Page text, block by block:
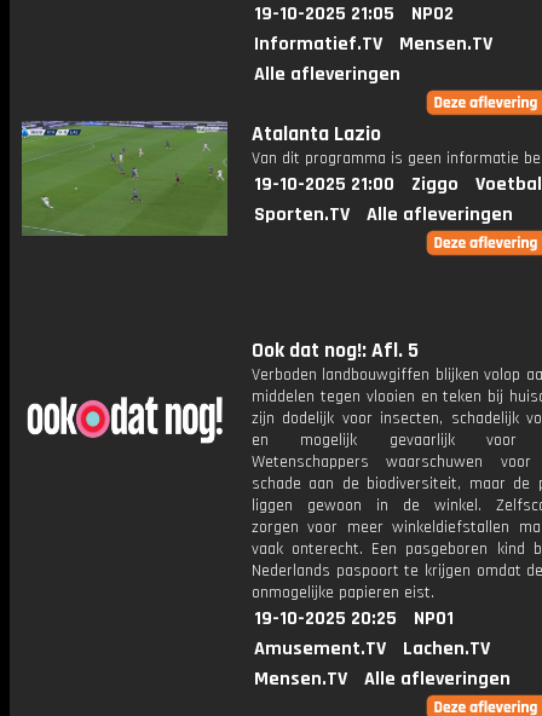
19-10-2025 21:05
NPO2
Informatief.TV
Mensen.TV
Alle afleveringen
Atalanta Lazio
Van dit programma is geen informatie
19-10-2025 21:00 Ziggo
Sporten.TV
Alle afleveringen
Ook dat nog!: Afl. 5
Verboden landbouwgiffen blijken volop
middelen tegen vlooien en teken bij
zijn dodelijk voor insecten, schadelijk
en mogelijk gevaarlijk voor
Wetenschappers waarschuwen voor
schade aan de biodiversiteit, maar de
liggen gewoon in de winkel.
zorgen voor meer winkeldiefstallen
vaak onterecht. Een pasgeboren kind
Nederlands paspoort te krijgen omdat
onmogelijke papieren eist.
19-10-2025 20:25
NPO1
Amusement.TV
Lachen.TV
Mensen.TV
Alle afleveringen